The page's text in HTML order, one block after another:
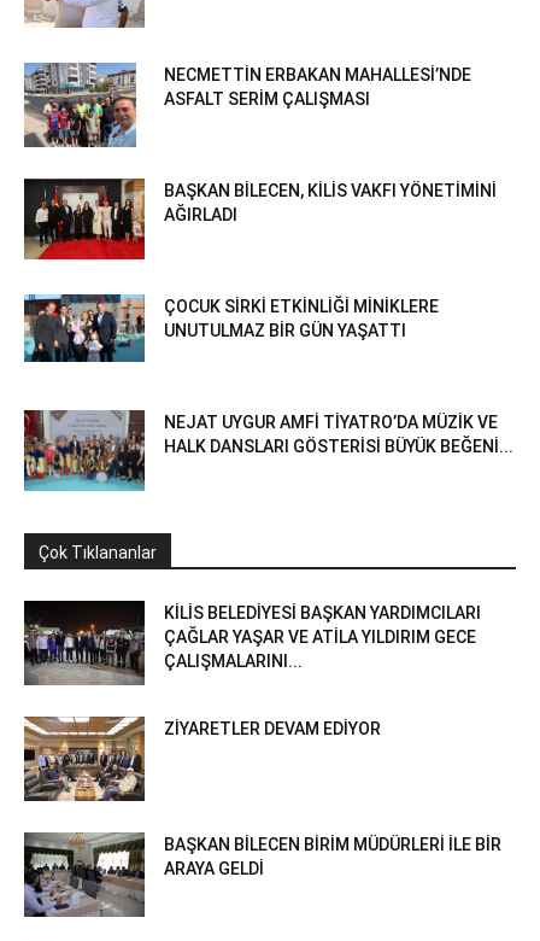
NECMETTİN ERBAKAN MAHALLESİ’NDE
ASFALT SERİM ÇALIŞMASI
BAŞKAN BİLECEN, KİLİS VAKFI YÖNETİMİNİ
AĞIRLADI
ÇOCUK SİRKİ ETKİNLİĞİ MİNİKLERE
UNUTULMAZ BİR GÜN YAŞATTI
NEJAT UYGUR AMFİ TİYATRO’DA MÜZİK VE
HALK DANSLARI GÖSTERİSİ BÜYÜK BEĞENİ...
Çok Tıklananlar
KİLİS BELEDİYESİ BAŞKAN YARDIMCILARI
ÇAĞLAR YAŞAR VE ATİLA YILDIRIM GECE
ÇALIŞMALARINI...
ZİYARETLER DEVAM EDİYOR
BAŞKAN BİLECEN BİRİM MÜDÜRLERİ İLE BİR
ARAYA GELDİ